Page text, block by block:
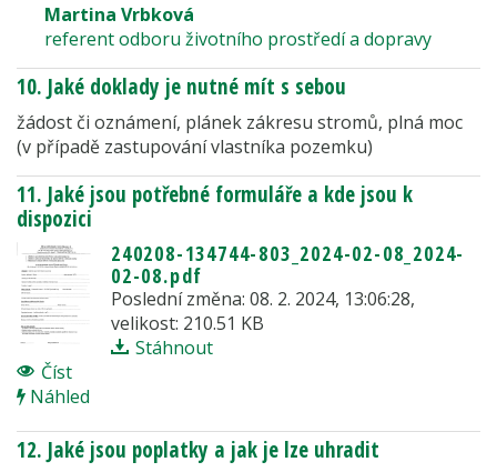
Martina Vrbková
referent odboru životního prostředí a dopravy
10. Jaké doklady je nutné mít s sebou
žádost či oznámení, plánek zákresu stromů, plná moc
(v případě zastupování vlastníka pozemku)
11. Jaké jsou potřebné formuláře a kde jsou k
dispozici
240208-134744-803_2024-02-08_2024-
02-08.pdf
Poslední změna: 08. 2. 2024, 13:06:28,
velikost: 210.51 KB
Stáhnout
Číst
Náhled
12. Jaké jsou poplatky a jak je lze uhradit